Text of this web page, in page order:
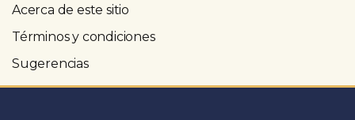
Acerca de este sitio
Términos y condiciones
Sugerencias